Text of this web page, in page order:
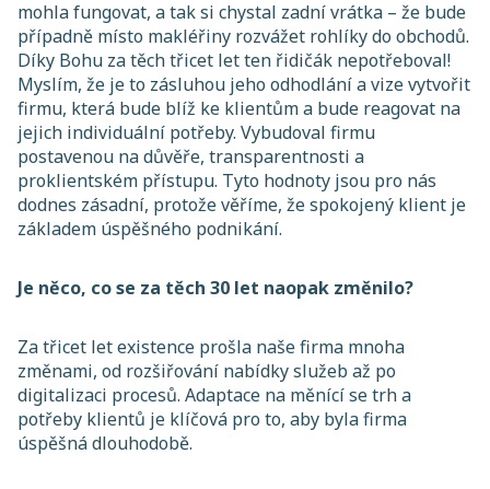
mohla fungovat, a tak si chystal zadní vrátka – že bude
případně místo makléřiny rozvážet rohlíky do obchodů.
Díky Bohu za těch třicet let ten řidičák nepotřeboval!
Myslím, že je to zásluhou jeho odhodlání a vize vytvořit
firmu, která bude blíž ke klientům a bude reagovat na
jejich individuální potřeby. Vybudoval firmu
postavenou na důvěře, transparentnosti a
proklientském přístupu. Tyto hodnoty jsou pro nás
dodnes zásadní, protože věříme, že spokojený klient je
základem úspěšného podnikání.
Je něco, co se za těch 30 let naopak změnilo?
Za třicet let existence prošla naše firma mnoha
změnami, od rozšiřování nabídky služeb až po
digitalizaci procesů. Adaptace na měnící se trh a
potřeby klientů je klíčová pro to, aby byla firma
úspěšná dlouhodobě.